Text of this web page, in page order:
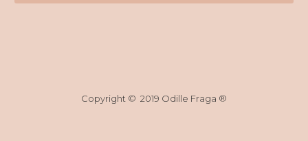
Copyright © 2019 Odille Fraga ®